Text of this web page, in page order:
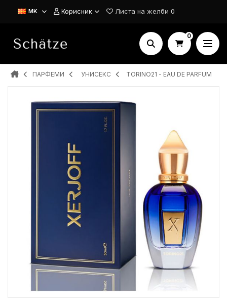
MK Корисник Листа на желби 0
0
ПАРФЕМИ УНИСЕКС TORINO21 - EAU DE PARFUM